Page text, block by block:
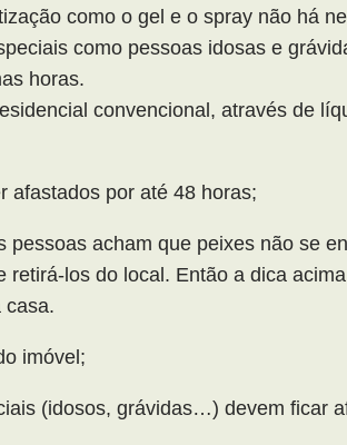
como o gel e o spray não há
como pessoas idosas e
horas.
convencional, através de
afastados por até 48 horas;
pessoas acham que peixes não se
retirá-los do local. Então a dica
casa.
imóvel;
(idosos, grávidas…) devem ficar